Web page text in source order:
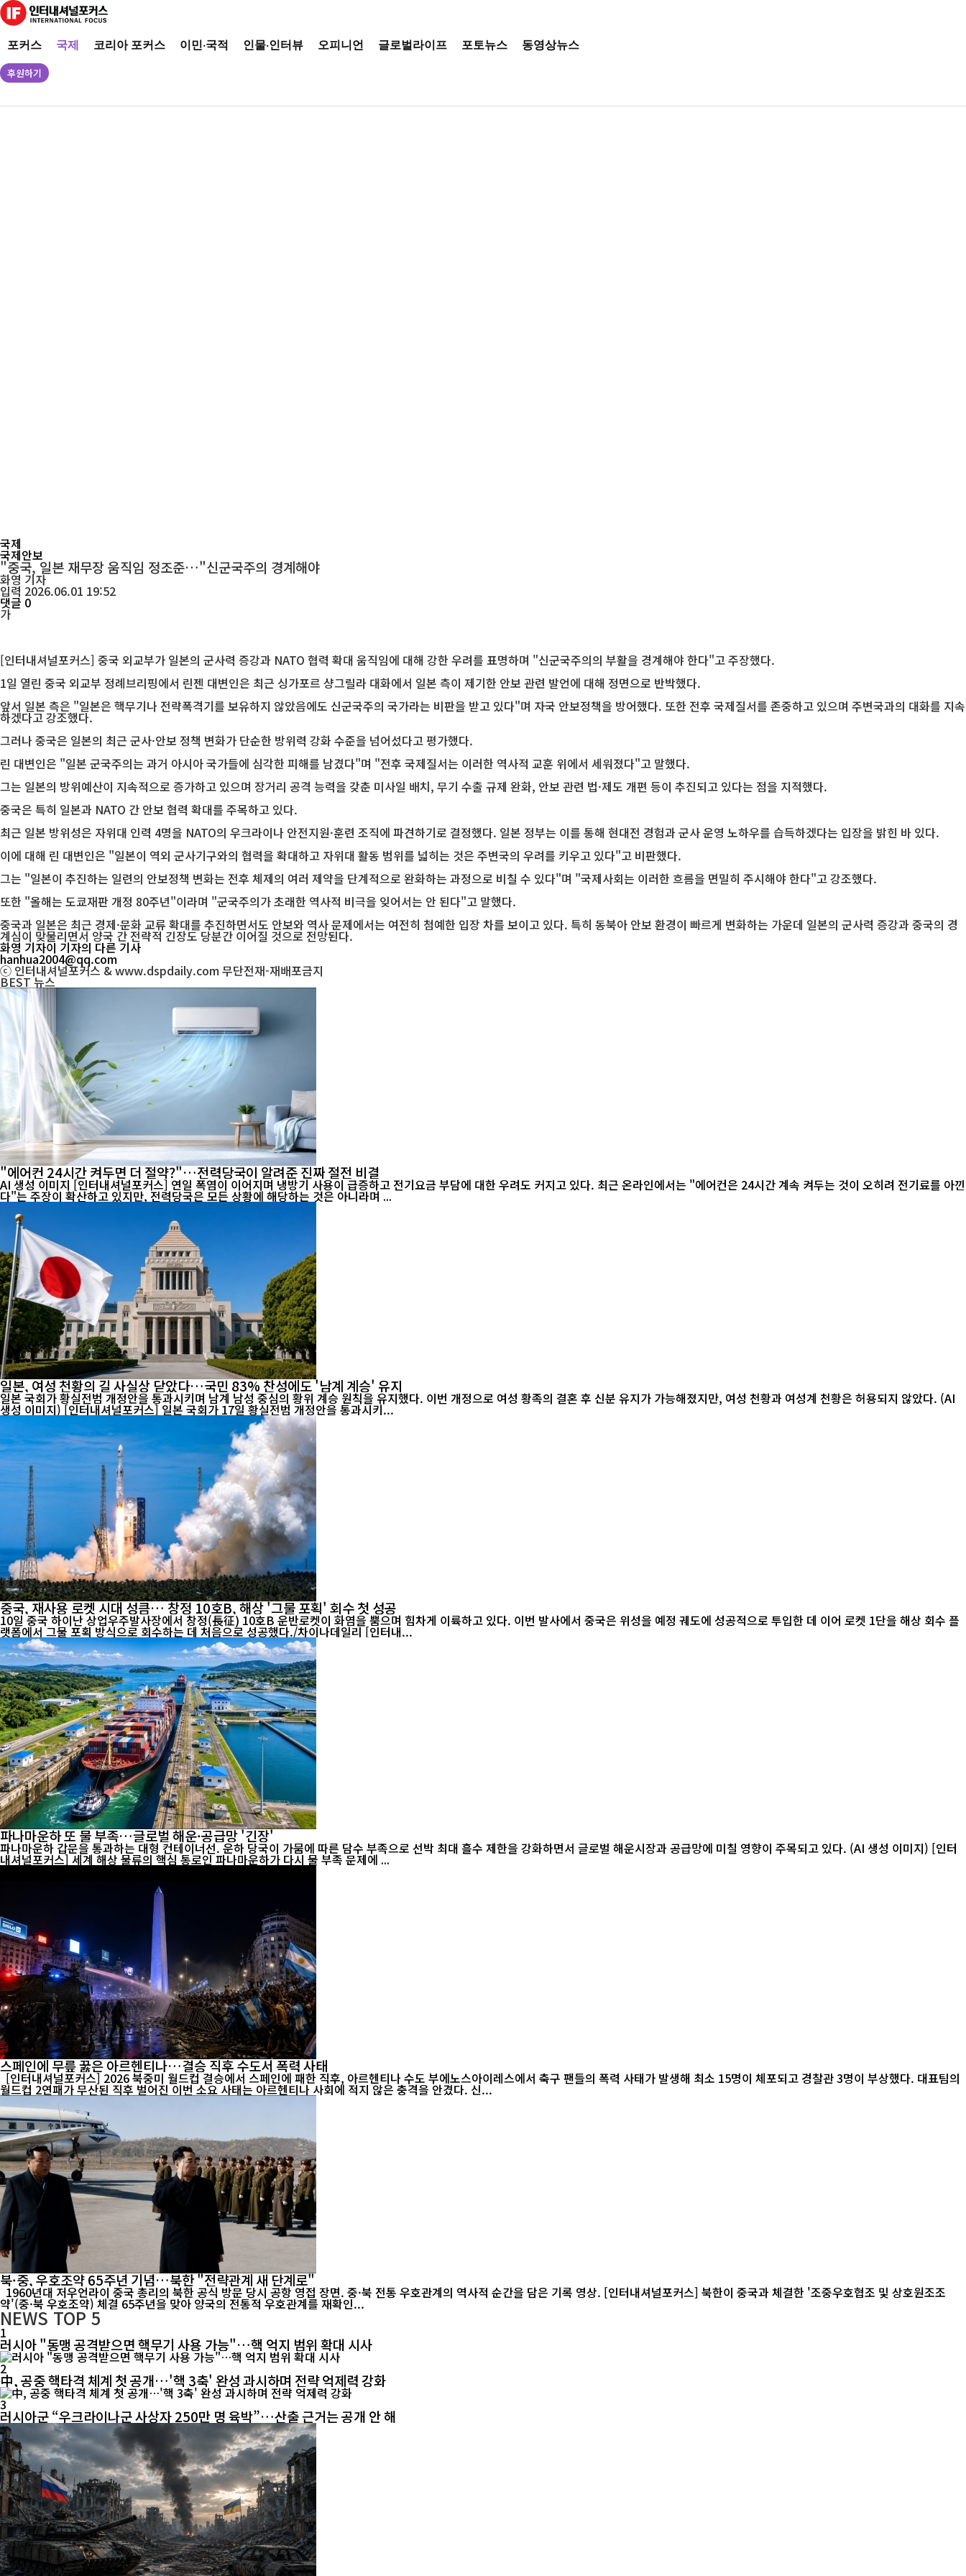
포커스 국제 코리아 포커스 이민·국적 인물·인터뷰 오피니언 글로벌라이프 포토뉴스 동영상뉴스
후원하기
국제
국제안보
"중국, 일본 재무장 움직임 정조준…"신군국주의 경계해야
화영 기자
입력 2026.06.01 19:52
댓글 0
가
[인터내셔널포커스] 중국 외교부가 일본의 군사력 증강과 NATO 협력 확대 움직임에 대해 강한 우려를 표명하며 "신군국주의의 부활을 경계해야 한다"고 주장했다.
1일 열린 중국 외교부 정례브리핑에서 린젠 대변인은 최근 싱가포르 샹그릴라 대화에서 일본 측이 제기한 안보 관련 발언에 대해 정면으로 반박했다.
앞서 일본 측은 "일본은 핵무기나 전략폭격기를 보유하지 않았음에도 신군국주의 국가라는 비판을 받고 있다"며 자국 안보정책을 방어했다. 또한 전후 국제질서를 존중하고 있으며 주변국과의 대화를 지속
하겠다고 강조했다.
그러나 중국은 일본의 최근 군사·안보 정책 변화가 단순한 방위력 강화 수준을 넘어섰다고 평가했다.
린 대변인은 "일본 군국주의는 과거 아시아 국가들에 심각한 피해를 남겼다"며 "전후 국제질서는 이러한 역사적 교훈 위에서 세워졌다"고 말했다.
그는 일본의 방위예산이 지속적으로 증가하고 있으며 장거리 공격 능력을 갖춘 미사일 배치, 무기 수출 규제 완화, 안보 관련 법·제도 개편 등이 추진되고 있다는 점을 지적했다.
중국은 특히 일본과 NATO 간 안보 협력 확대를 주목하고 있다.
최근 일본 방위성은 자위대 인력 4명을 NATO의 우크라이나 안전지원·훈련 조직에 파견하기로 결정했다. 일본 정부는 이를 통해 현대전 경험과 군사 운영 노하우를 습득하겠다는 입장을 밝힌 바 있다.
이에 대해 린 대변인은 "일본이 역외 군사기구와의 협력을 확대하고 자위대 활동 범위를 넓히는 것은 주변국의 우려를 키우고 있다"고 비판했다.
그는 "일본이 추진하는 일련의 안보정책 변화는 전후 체제의 여러 제약을 단계적으로 완화하는 과정으로 비칠 수 있다"며 "국제사회는 이러한 흐름을 면밀히 주시해야 한다"고 강조했다.
또한 "올해는 도쿄재판 개정 80주년"이라며 "군국주의가 초래한 역사적 비극을 잊어서는 안 된다"고 말했다.
중국과 일본은 최근 경제·문화 교류 확대를 추진하면서도 안보와 역사 문제에서는 여전히 첨예한 입장 차를 보이고 있다. 특히 동북아 안보 환경이 빠르게 변화하는 가운데 일본의 군사력 증강과 중국의 경
계심이 맞물리면서 양국 간 전략적 긴장도 당분간 이어질 것으로 전망된다.
화영 기자이 기자의 다른 기사
hanhua2004@qq.com
ⓒ 인터내셔널포커스 & www.dspdaily.com 무단전재-재배포금지
BEST뉴스
"에어컨 24시간 켜두면 더 절약?"…전력당국이 알려준 진짜 절전 비결
AI 생성 이미지 [인터내셔널포커스] 연일 폭염이 이어지며 냉방기 사용이 급증하고 전기요금 부담에 대한 우려도 커지고 있다. 최근 온라인에서는 "에어컨은 24시간 계속 켜두는 것이 오히려 전기료를 아낀
다"는 주장이 확산하고 있지만, 전력당국은 모든 상황에 해당하는 것은 아니라며 ...
일본, 여성 천황의 길 사실상 닫았다…국민 83% 찬성에도 '남계 계승' 유지
일본 국회가 황실전범 개정안을 통과시키며 남계 남성 중심의 황위 계승 원칙을 유지했다. 이번 개정으로 여성 황족의 결혼 후 신분 유지가 가능해졌지만, 여성 천황과 여성계 천황은 허용되지 않았다. (AI
생성 이미지) [인터내셔널포커스] 일본 국회가 17일 황실전범 개정안을 통과시키...
중국, 재사용 로켓 시대 성큼… 창정 10호B, 해상 '그물 포획' 회수 첫 성공
10일 중국 하이난 상업우주발사장에서 창정(長征) 10호B 운반로켓이 화염을 뿜으며 힘차게 이륙하고 있다. 이번 발사에서 중국은 위성을 예정 궤도에 성공적으로 투입한 데 이어 로켓 1단을 해상 회수 플
랫폼에서 그물 포획 방식으로 회수하는 데 처음으로 성공했다./차이나데일리 [인터내...
파나마운하 또 물 부족…글로벌 해운·공급망 '긴장'
파나마운하 갑문을 통과하는 대형 컨테이너선. 운하 당국이 가뭄에 따른 담수 부족으로 선박 최대 흘수 제한을 강화하면서 글로벌 해운시장과 공급망에 미칠 영향이 주목되고 있다. (AI 생성 이미지) [인터
내셔널포커스] 세계 해상 물류의 핵심 통로인 파나마운하가 다시 물 부족 문제에 ...
스페인에 무릎 꿇은 아르헨티나…결승 직후 수도서 폭력 사태
[인터내셔널포커스] 2026 북중미 월드컵 결승에서 스페인에 패한 직후, 아르헨티나 수도 부에노스아이레스에서 축구 팬들의 폭력 사태가 발생해 최소 15명이 체포되고 경찰관 3명이 부상했다. 대표팀의
월드컵 2연패가 무산된 직후 벌어진 이번 소요 사태는 아르헨티나 사회에 적지 않은 충격을 안겼다. 신...
북·중, 우호조약 65주년 기념…북한 "전략관계 새 단계로"
약'(중·북 우호조약) 체결 65주년을 맞아 양국의 전통적 우호관계를 재확인...
NEWSTOP 5
1
러시아 "동맹 공격받으면 핵무기 사용 가능"…핵 억지 범위 확대 시사
2
中, 공중 핵타격 체계 첫 공개…'핵 3축' 완성 과시하며 전략 억제력 강화
3
러시아군 “우크라이나군 사상자 250만 명 육박”…산출 근거는 공개 안 해